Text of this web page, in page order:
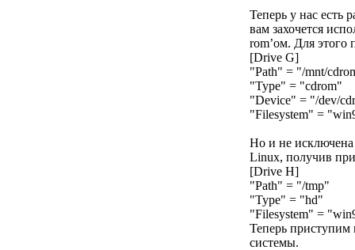
Теперь у нас есть
вам захочется
rom’ом. Для этого
[Drive G]
"Path" = "/mnt/
"Type" = "cdrom"
"Device" = "/dev/
"Filesystem" =
Но и не исключена
Linux, получив
[Drive H]
"Path" = "/tmp"
"Type" = "hd"
"Filesystem" =
Теперь приступим
системы.